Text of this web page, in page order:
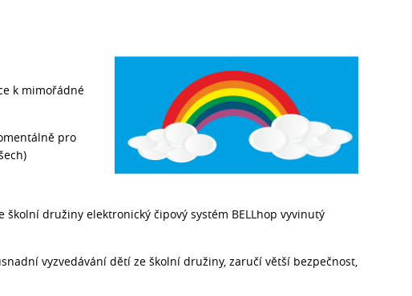
k mimořádné
pro
školní družiny elektronický čipový systém BELLhop vyvinutý
vyzvedávání dětí ze školní družiny, zaručí větší bezpečnost,